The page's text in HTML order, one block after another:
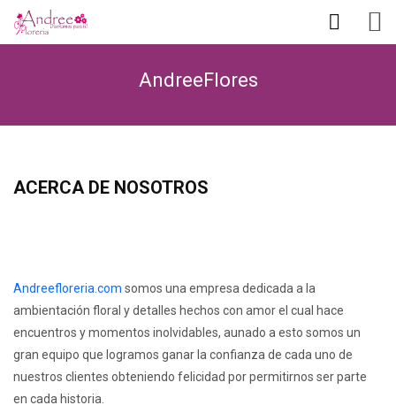
AndreeFlores
ACERCA DE NOSOTROS
Andreefloreria.com somos una empresa dedicada a la
ambientación floral y detalles hechos con amor el cual hace
encuentros y momentos inolvidables, aunado a esto somos un
gran equipo que logramos ganar la confianza de cada uno de
nuestros clientes obteniendo felicidad por permitirnos ser parte
en cada historia.